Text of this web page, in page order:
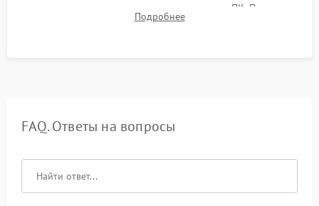
термограмм в память и передачи данных на ПК. Проверка
автономности работы и итоговый контроль качества.
Подробнее
FAQ. Ответы на вопросы